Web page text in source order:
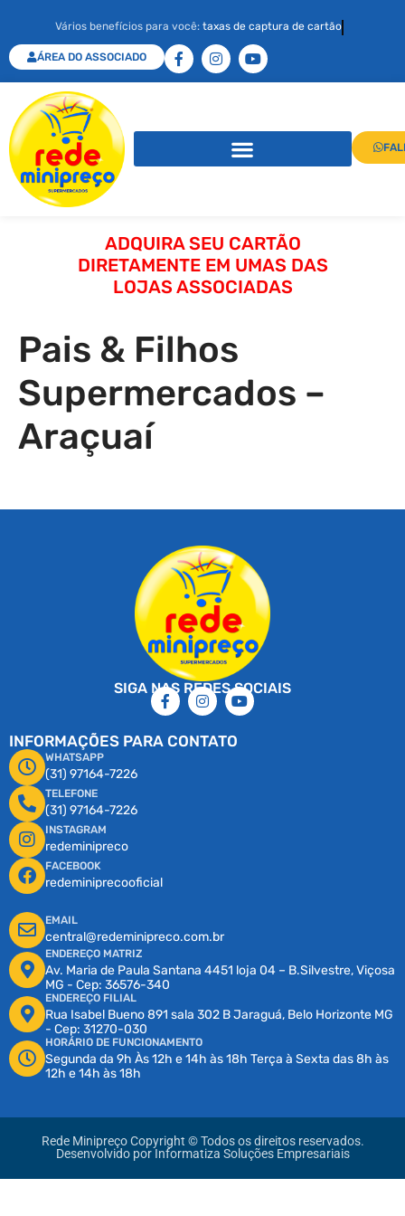
Vários benefícios para você: taxas de captura de cartão
ÁREA DO ASSOCIADO
ADQUIRA SEU CARTÃO
DIRETAMENTE EM UMAS DAS
LOJAS ASSOCIADAS
Pais & Filhos
Supermercados –
Araçuaí
SIGA NAS REDES SOCIAIS
INFORMAÇÕES PARA CONTATO
WHATSAPP
(31) 97164-7226
TELEFONE
(31) 97164-7226
INSTAGRAM
redeminipreco
FACEBOOK
redeminiprecooficial
EMAIL
central@redeminipreco.com.br
ENDEREÇO MATRIZ
Av. Maria de Paula Santana 4451 loja 04 – B.Silvestre, Viçosa
MG - Cep: 36576-340
ENDEREÇO FILIAL
Rua Isabel Bueno 891 sala 302 B Jaraguá, Belo Horizonte MG
- Cep: 31270-030
HORÁRIO DE FUNCIONAMENTO
Segunda da 9h Às 12h e 14h às 18h Terça à Sexta das 8h às
12h e 14h às 18h
Rede Minipreço Copyright © Todos os direitos reservados.
Desenvolvido por Informatiza Soluções Empresariais